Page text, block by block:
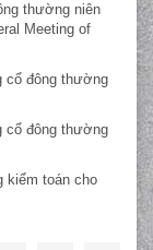
thường niên
Meeting of
cổ đông thường
cổ đông thường
kiểm toán cho